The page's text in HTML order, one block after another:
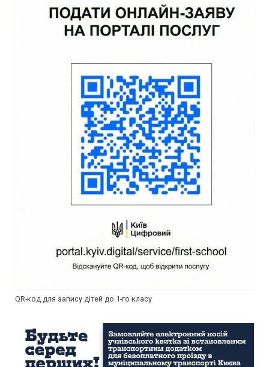
QR-код для запису дітей до 1-го класу